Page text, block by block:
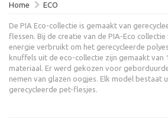
Home ECO
De PIA Eco-collectie is gemaakt van
flessen. Bij de creatie van de PIA-Eco
energie verbruikt om het gerecycleerde
knuffels uit de eco-collectie zijn gemaakt van
materiaal. Er werd gekozen voor
nemen van glazen oogjes. Elk model bestaat
gerecycleerde pet-flesjes.